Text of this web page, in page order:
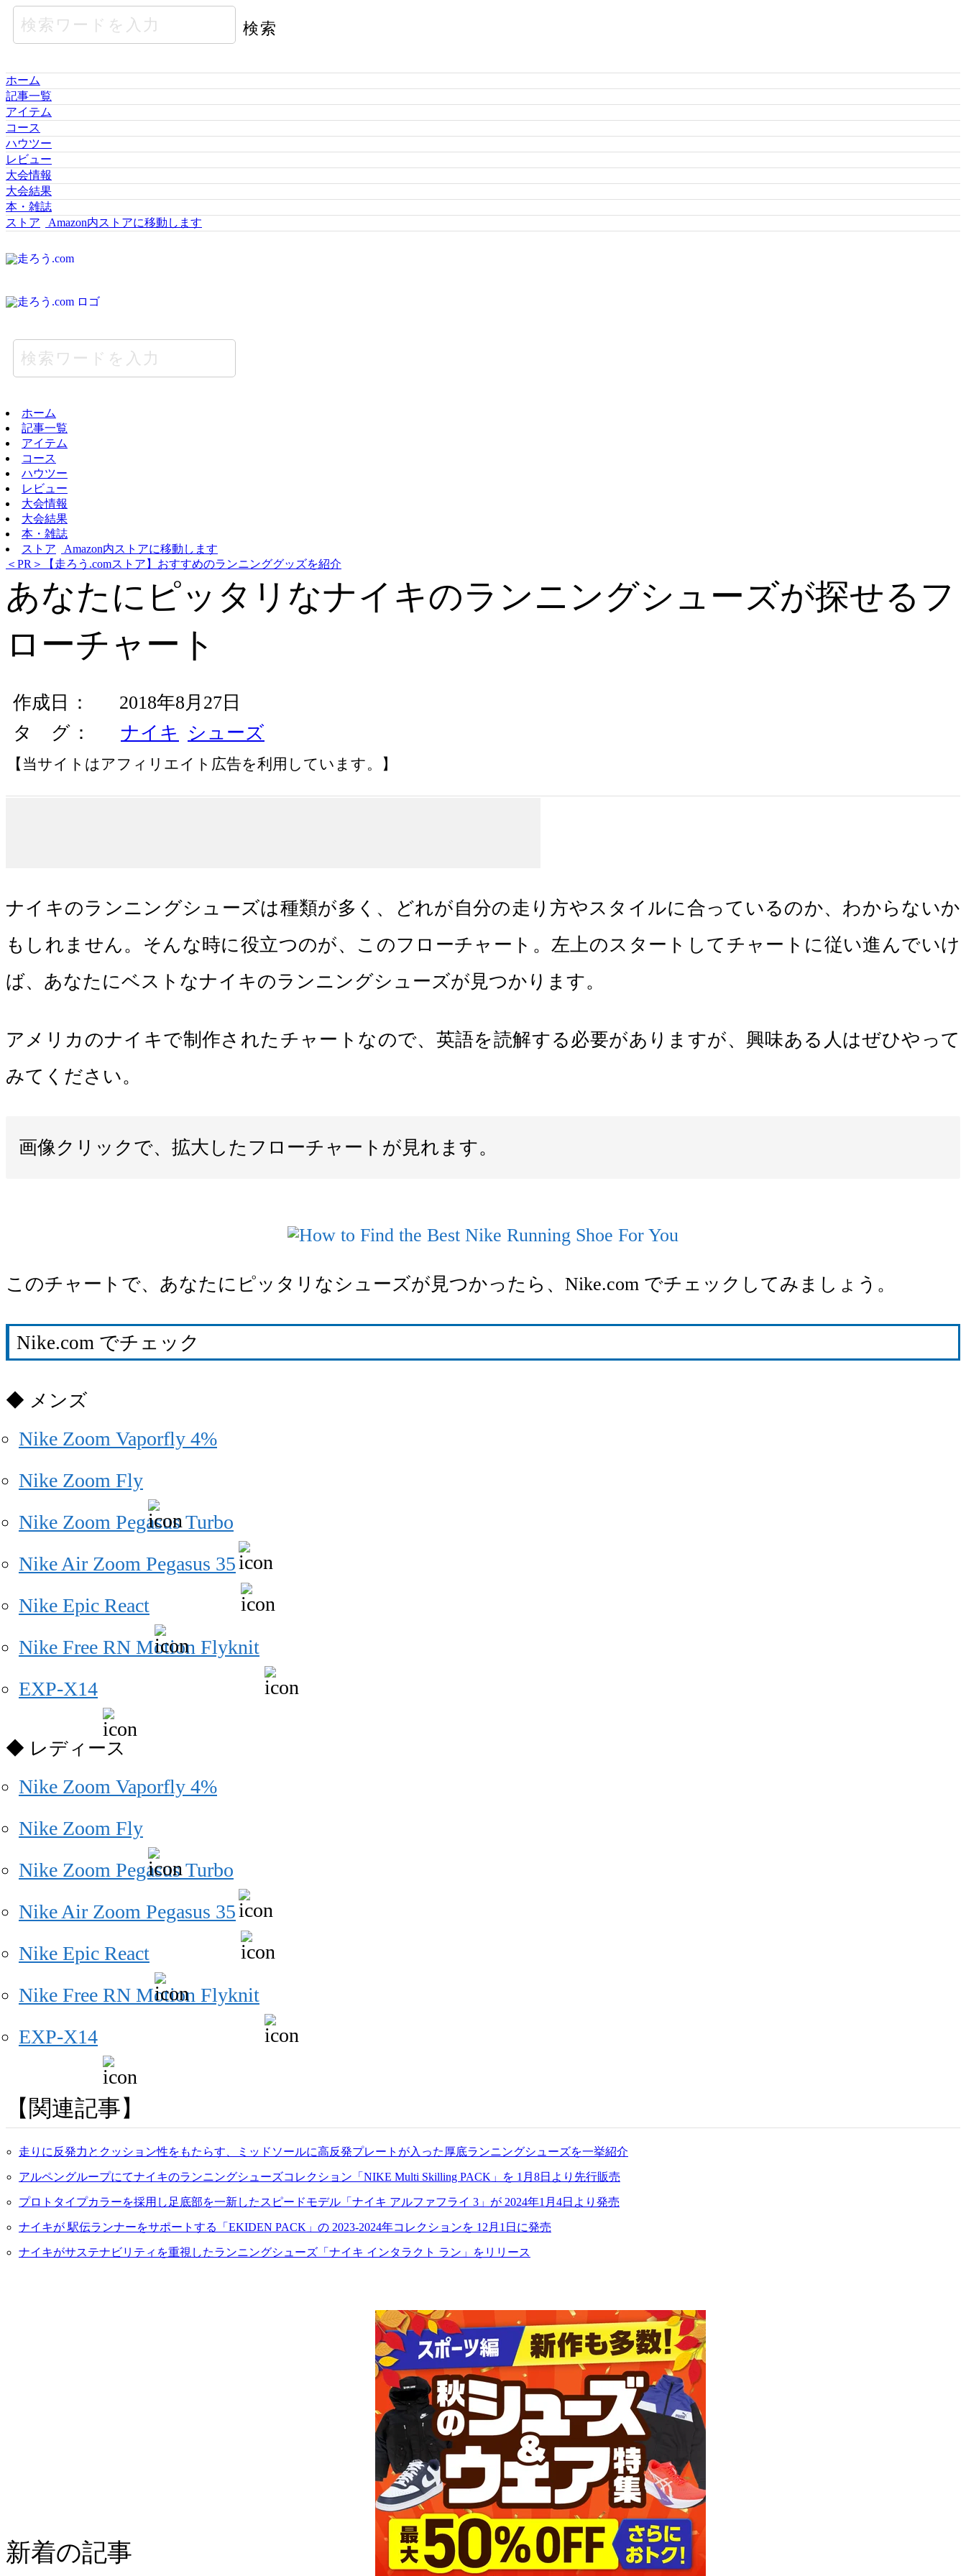
ホーム
記事一覧
アイテム
コース
ハウツー
レビュー
大会情報
大会結果
本・雑誌
ストア
Amazon内ストアに移動します
ホーム
記事一覧
アイテム
コース
ハウツー
レビュー
大会情報
大会結果
本・雑誌
ストア
Amazon内ストアに移動します
＜PR＞【走ろう.comストア】おすすめのランニンググッズを紹介
あなたにピッタリなナイキのランニングシューズが探せるフ
ローチャート
作成日
2018年8月27日
タ グ
ナイキ シューズ
【当サイトはアフィリエイト広告を利用しています。】
ナイキのランニングシューズは種類が多く、どれが自分の走り方やスタイルに合っているのか、わからないか
もしれません。そんな時に役立つのが、このフローチャート。左上のスタートしてチャートに従い進んでいけ
ば、あなたにベストなナイキのランニングシューズが見つかります。
アメリカのナイキで制作されたチャートなので、英語を読解する必要がありますが、興味ある人はぜひやって
みてください。
画像クリックで、拡大したフローチャートが見れます。
このチャートで、あなたにピッタリなシューズが見つかったら、Nike.com でチェックしてみましょう。
Nike.com でチェック
メンズ
Nike Zoom Vaporfly 4%
Nike Zoom Fly
Nike Zoom Pegasus Turbo
Nike Air Zoom Pegasus 35
Nike Epic React
Nike Free RN Motion Flyknit
EXP-X14
レディース
Nike Zoom Vaporfly 4%
Nike Zoom Fly
Nike Zoom Pegasus Turbo
Nike Air Zoom Pegasus 35
Nike Epic React
Nike Free RN Motion Flyknit
EXP-X14
関連記事
走りに反発力とクッション性をもたらす、ミッドソールに高反発プレートが入った厚底ランニングシューズを一挙紹介
アルペングループにてナイキのランニングシューズコレクション「NIKE Multi Skilling PACK」を 1月8日より先行販売
プロトタイプカラーを採用し足底部を一新したスピードモデル「ナイキ アルファフライ 3」が 2024年1月4日より発売
ナイキが 駅伝ランナーをサポートする「EKIDEN PACK」の 2023-2024年コレクションを 12月1日に発売
ナイキがサステナビリティを重視したランニングシューズ「ナイキ インタラクト ラン」をリリース
新着の記事